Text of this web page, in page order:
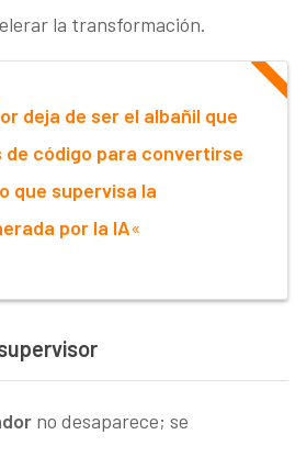
la transformación.
deja de ser el albañil que
de código para convertirse
que supervisa la
por la IA«
no desaparece; se